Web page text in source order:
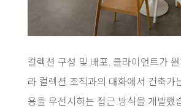
컬렉션 구성 및 배포. 클라이언트가
라 컬렉션 조직과의 대화에서 건축가
용을 우선시하는 접근 방식을 개발했